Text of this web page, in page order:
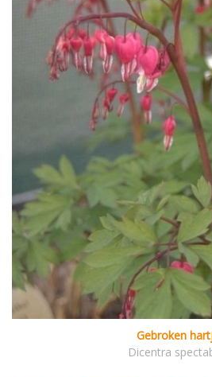
Gebroken
Dicentra